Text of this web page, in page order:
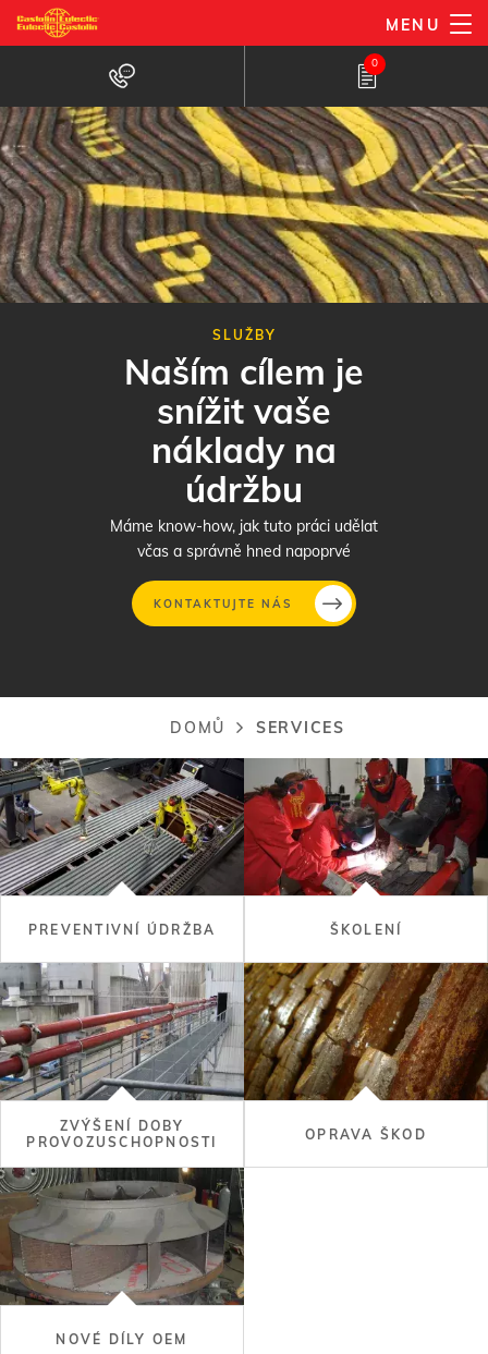
Přejít
k
obsahu
MENU
0
SLUŽBY
Naším cílem je
snížit vaše
náklady na
údržbu
Máme know-how, jak tuto práci udělat
včas a správně hned napoprvé
KONTAKTUJTE NÁS
hlavnímu
Drobečková
navigace
DOMŮ SERVICES
PREVENTIVNÍ ÚDRŽBA ŠKOLENÍ
ZVÝŠENÍ DOBY
PROVOZUSCHOPNOSTI
OPRAVA ŠKOD
NOVÉ DÍLY OEM